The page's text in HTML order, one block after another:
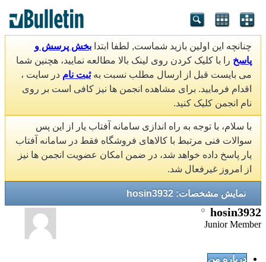
چنانچه این اولین بازید شماست, لطفا ابتدا بخش پرسش و
پاسخ را با کلیک کردن روی لینک بالا مطالعه نمایید، هچنین شما
می بایست قبل از ارسال مطلب نسبت بهثبت نام در سایت ،
اقدام فرمایید. برای مشاهده انجمن ها نیز کافی است بر روی
نام انجمن کلیک کنید.
با سلام، با توجه به راه اندازی سامانه آفتاب یار از این پس
سوالات فنی مرتبط با کالاهای فروشگاه فقط در سامانه آفتاب
یار پاسخ داده خواهد شد، در ضمن امکان عضویت انجمن ها نیز
از امروز غیرفعال شد.
نمایش مشخصات: hosin3932
hosin3932
Junior Member
درباره من